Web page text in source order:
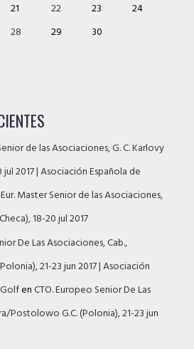
21 22 23
24
28 29 30
de las Asociaciones, G. C. Karlovy
jul 2017 | Asociación Española de
Master Senior de las Asociaciones,
18-20 jul 2017
De Las Asociaciones, Cab.,
21-23 jun 2017 | Asociación
enCTO. Europeo Senior De Las
Postolowo G.C. (Polonia), 21-23 jun